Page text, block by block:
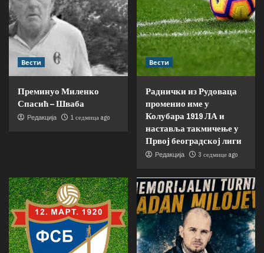
Вести
Преминуо Миленко
Спасић – Шваба
Редакција 1 седмица ago
Вести
Раднички из Рудоваца
променио име у
Колубара 1919 ЛА и
наставља такмичење у
Првој београдској лиги
Редакција 3 седмице ago